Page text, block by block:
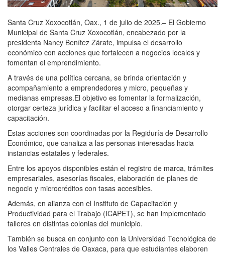
Santa Cruz Xoxocotlán, Oax., 1 de julio de 2025.– El Gobierno
Municipal de Santa Cruz Xoxocotlán, encabezado por la
presidenta Nancy Benítez Zárate, impulsa el desarrollo
económico con acciones que fortalecen a negocios locales y
fomentan el emprendimiento.
A través de una política cercana, se brinda orientación y
acompañamiento a emprendedores y micro, pequeñas y
medianas empresas.El objetivo es fomentar la formalización,
otorgar certeza jurídica y facilitar el acceso a financiamiento y
capacitación.
Estas acciones son coordinadas por la Regiduría de Desarrollo
Económico, que canaliza a las personas interesadas hacia
instancias estatales y federales.
Entre los apoyos disponibles están el registro de marca, trámites
empresariales, asesorías fiscales, elaboración de planes de
negocio y microcréditos con tasas accesibles.
Además, en alianza con el Instituto de Capacitación y
Productividad para el Trabajo (ICAPET), se han implementado
talleres en distintas colonias del municipio.
También se busca en conjunto con la Universidad Tecnológica de
los Valles Centrales de Oaxaca, para que estudiantes elaboren